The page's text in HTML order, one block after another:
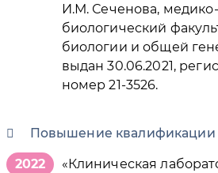
И.М. Сеченова, медико-
биологический
биологии и общей
выдан 30.06.2021,
номер 21-3526.
Повышение квалификации
2022
«Клиническая